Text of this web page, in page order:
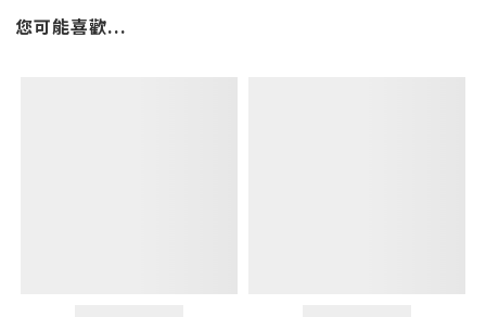
您可能喜歡...